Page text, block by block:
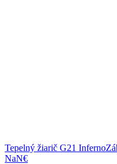
Tepelný žiarič G21 Inferno
NaN€